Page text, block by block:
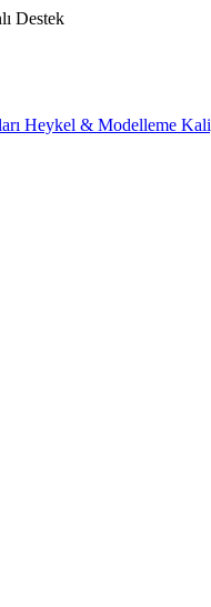
Destek
Heykel & Modelleme